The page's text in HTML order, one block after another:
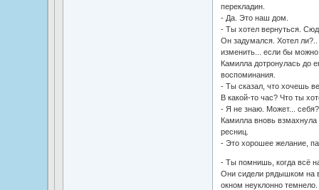
перекладин.
- Да. Это наш дом.
- Ты хотел вернуться.
Он задумался. Хотел
изменить... если бы
Камилла дотронулась до
воспоминания.
- Ты сказал, что хочешь
В какой-то час? Что ты
- Я не знаю. Может...
Камилла вновь
ресниц.
- Это хорошее желание,
- Ты помнишь, когда всё
Они сидели рядышком на
окном неуклонно темнело.